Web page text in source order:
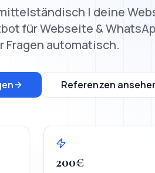
| deine
für Webseite &
Fragen automatisch.
Referenzen
200€